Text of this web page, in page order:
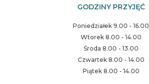
GODZINY PRZYJĘĆ
Poniedziałek 9.00 - 16.00
Wtorek 8.00 - 14.00
Środa 8.00 - 13.00
Czwartek 8.00 - 14.00
Piątek 8.00 - 14.00